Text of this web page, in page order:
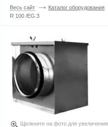
Весь сайт Каталог оборудования
R 100 /EG.3
Щелкните на фото для увеличения